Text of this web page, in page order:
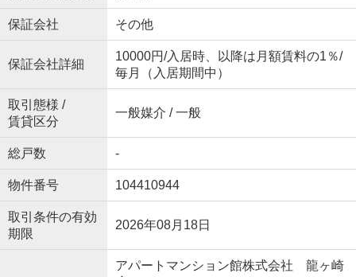
保証会社 その他
保証会社詳細
10000円/入居時、以降は月額賃料の1％/
毎月（入居期間中）
取引態様 /
賃貸区分
一般媒介 / 一般
総戸数 -
物件番号 104410944
取引条件の有効
期限
2026年08月18日
アパートマンション館株式会社 龍ヶ崎